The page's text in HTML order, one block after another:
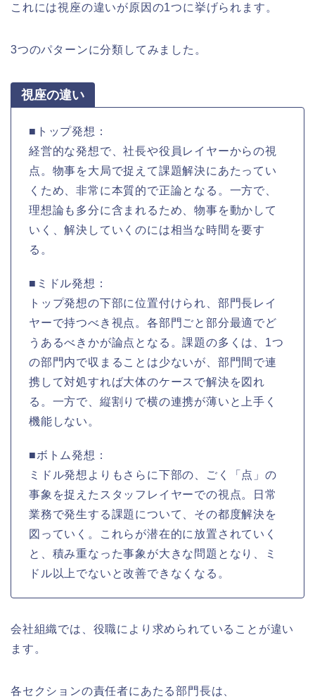
これには視座の違いが原因の1つに挙げられます。
3つのパターンに分類してみました。
視座の違い
■トップ発想：
経営的な発想で、社長や役員レイヤーからの視
点。物事を大局で捉えて課題解決にあたってい
くため、非常に本質的で正論となる。一方で、
理想論も多分に含まれるため、物事を動かして
いく、解決していくのには相当な時間を要す
る。
■ミドル発想：
トップ発想の下部に位置付けられ、部門長レイ
ヤーで持つべき視点。各部門ごと部分最適でど
うあるべきかが論点となる。課題の多くは、1つ
の部門内で収まることは少ないが、部門間で連
携して対処すれば大体のケースで解決を図れ
る。一方で、縦割りで横の連携が薄いと上手く
機能しない。
■ボトム発想：
ミドル発想よりもさらに下部の、ごく「点」の
事象を捉えたスタッフレイヤーでの視点。日常
業務で発生する課題について、その都度解決を
図っていく。これらが潜在的に放置されていく
と、積み重なった事象が大きな問題となり、ミ
ドル以上でないと改善できなくなる。
会社組織では、役職により求められていることが違い
ます。
各セクションの責任者にあたる部門長は、